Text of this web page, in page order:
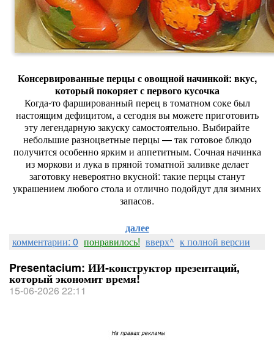
Консервированныеперцы совощнойначинкой: вкус,
которыйпокоряетспервогокусочка
Когда‑тофаршированный перец в томатномсокебыл
настоящимдефицитом, асегоднявыможетеприготовить
этулегендарнуюзакускусамостоятельно. Выбирайте
небольшиеразноцветныеперцы— такготовоеблюдо
получитсяособеннояркими аппетитным. Сочнаяначинка
изморкови и лукав пряной томатной заливкеделает
заготовкуневероятновкусной: такиеперцыстанут
украшениемлюбогостолаи отличноподойдутдлязимних
запасов.
далее
комментарии: 0 понравилось! вверх^ к полной версии
Presentacium: ИИ‑конструктор презентаций,
который экономит время!
15-06-2026 22:11